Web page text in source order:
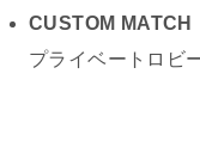
CUSTOM MATCH
プライベートロビ